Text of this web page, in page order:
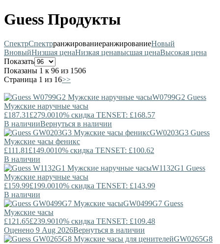
Guess Продукты
СпектрСпектрранжированиеранжированиеНовый
ВновыйНизшая ценаНизкая ценавысшая ценаВысокая цена
Показать
Показаны 1 к 96 из 1506
Страница 1 из 16>>
W0799G2 Guess
Мужские наручные часы
£187.31 £279.0010% скидка TENSET: £168.57
В наличииВернуться в наличии
GW0203G3 Guess
Мужские часы феникс
£111.81 £149.0010% скидка TENSET: £100.62
В наличии
W1132G1 Guess
Мужские наручные часы
£159.99£199.0010% скидка TENSET: £143.99
В наличии
GW0499G7 Guess
Мужские часы
£121.65£239.9010% скидка TENSET: £109.48
Оценено 9 Aug 2026Вернуться в наличии
GW0265G8